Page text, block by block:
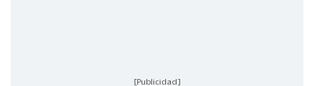
[Publicidad]